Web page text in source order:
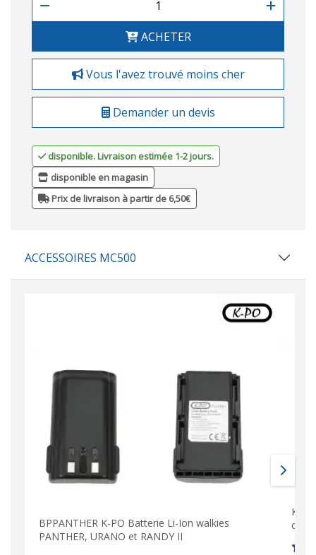
ACHETER
Vous l'avez trouvé moins cher
Demander un devis
disponible. Livraison estimée 1-2 jours.
disponible en magasin
Prix de livraison à partir de 6,50€
ACCESSOIRES MC500
BPPANTHER K-PO Batterie Li-Ion walkies
PANTHER, URANO et RANDY II
K-